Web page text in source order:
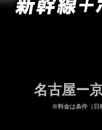
名古屋ー
※料金は条件（日